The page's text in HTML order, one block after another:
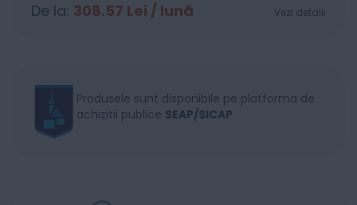
De la: 308.57 Lei / lună Vezi detalii
Produsele sunt disponibile pe platforma de
achizitii publice SEAP/SICAP